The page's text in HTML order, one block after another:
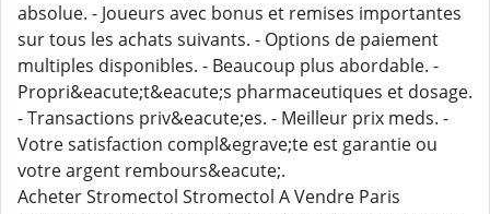
absolue. - Joueurs avec bonus et remises importantes
sur tous les achats suivants. - Options de paiement
multiples disponibles. - Beaucoup plus abordable. -
Propri&eacute;t&eacute;s pharmaceutiques et dosage.
- Transactions priv&eacute;es. - Meilleur prix meds. -
Votre satisfaction compl&egrave;te est garantie ou
votre argent rembours&eacute;.
Acheter Stromectol Stromectol A Vendre Paris